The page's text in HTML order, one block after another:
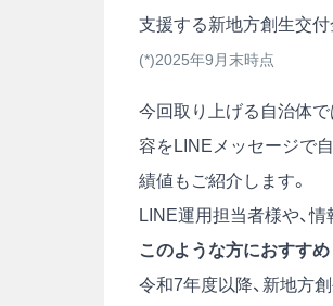
支援する新地方創生交付
(*)2025年9月末時点
今回取り上げる自治体
容をLINEメッセージで
績値もご紹介します。
LINE運用担当者様や、
このような方におすすめ
令和7年度以降、新地方